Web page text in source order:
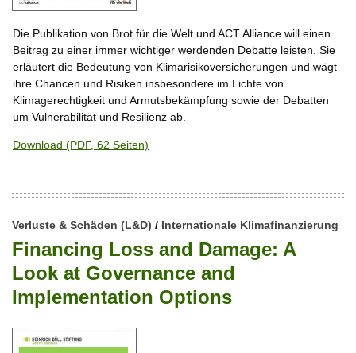
Die Publikation von Brot für die Welt und ACT Alliance will einen
Beitrag zu einer immer wichtiger werdenden Debatte leisten. Sie
erläutert die Bedeutung von Klimarisikoversicherungen und wägt
ihre Chancen und Risiken insbesondere im Lichte von
Klimagerechtigkeit und Armutsbekämpfung sowie der Debatten
um Vulnerabilität und Resilienz ab.
Download (PDF, 62 Seiten)
Verluste & Schäden (L&D) / Internationale Klimafinanzierung
Financing Loss and Damage: A
Look at Governance and
Implementation Options